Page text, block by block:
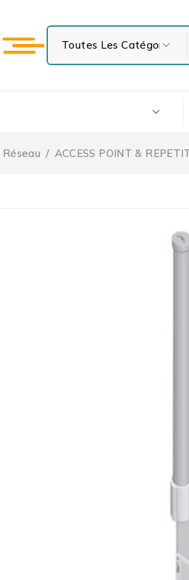
Réseau / ACCESS POINT &